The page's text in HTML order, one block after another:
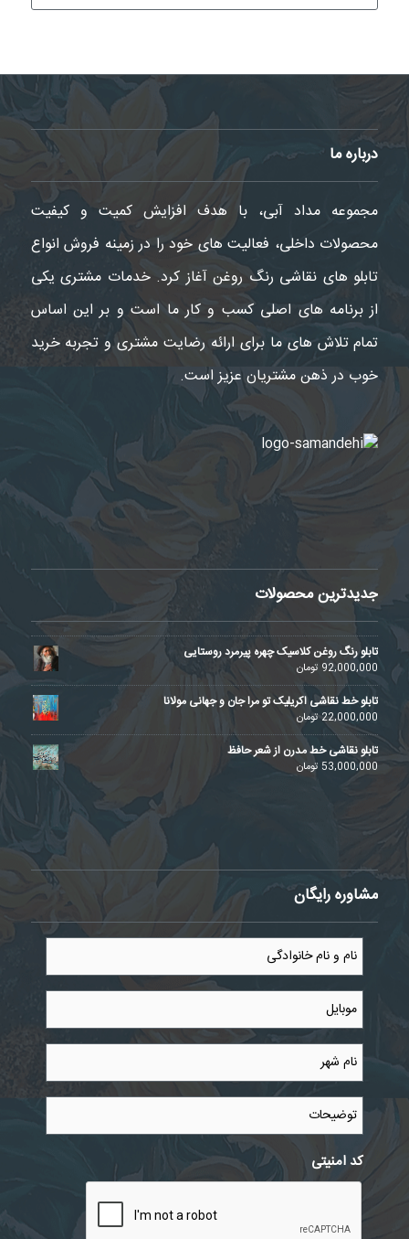
درباره ما
مجموعه مداد آبی، با هدف افزایش کمیت و کیفیت
محصولات داخلی، فعالیت های خود را در زمینه فروش انواع
تابلو های نقاشی رنگ روغن آغاز کرد. خدمات مشتری یکی
از برنامه های اصلی کسب و کار ما است و بر این اساس
تمام تلاش های ما برای ارائه رضایت مشتری و تجربه خرید
خوب در ذهن مشتریان عزیز است.
جدیدترین محصولات
تابلو رنگ روغن کلاسیک چهره پیرمرد روستایی
92,000,000 تومان
تابلو خط نقاشی اکریلیک تو مرا جان و جهانی مولانا
22,000,000تومان
تابلو نقاشی خط مدرن از شعر حافظ
53,000,000 تومان
مشاوره رایگان
نام
نام
خانوادگی
موبایل
نام
شهر *
توضیحات
کد امنیتی